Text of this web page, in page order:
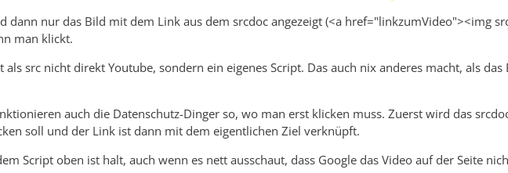
dann nur das Bild mit dem Link aus dem srcdoc angezeigt (<a href="linkzumVideo"><img
man klickt.
als src nicht direkt Youtube, sondern ein eigenes Script. Das auch nix anderes macht, als das
auch die Datenschutz-Dinger so, wo man erst klicken muss. Zuerst wird das
soll und der Link ist dann mit dem eigentlichen Ziel verknüpft.
Script oben ist halt, auch wenn es nett ausschaut, dass Google das Video auf der Seite